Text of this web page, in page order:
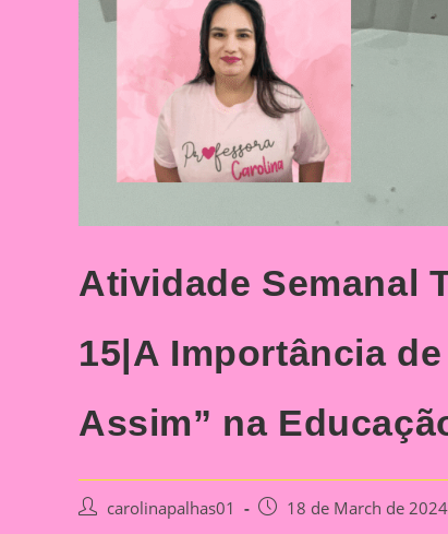
Atividade Semanal
15|A Importância
Assim” na
Post carolinapalhas01
Post 18 de March de 2024